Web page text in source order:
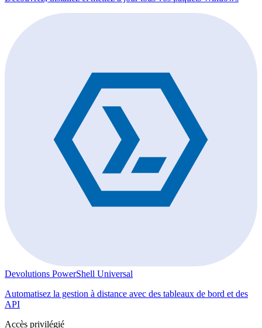
Devolutions PowerShell Universal
Automatisez la gestion à distance avec des tableaux de bord et des
API
Accès privilégié